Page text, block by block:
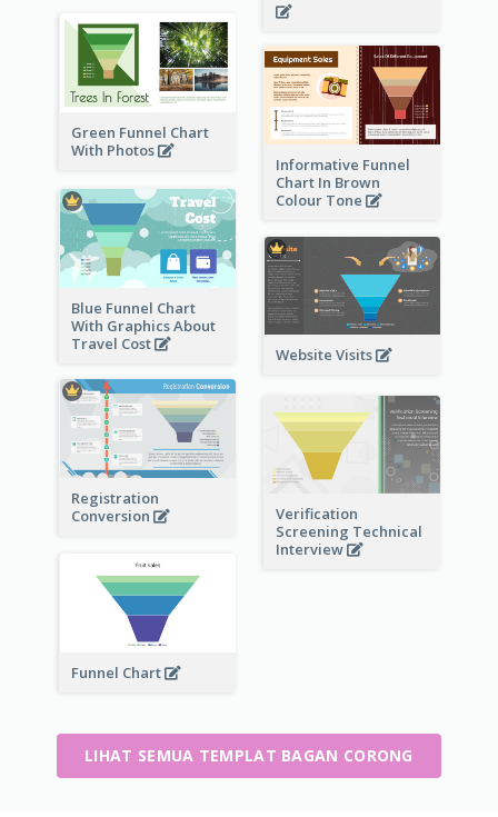
Green Funnel Chart
With Photos
Informative Funnel
Chart In Brown
Colour Tone
Blue Funnel Chart
With Graphics About
Travel Cost
Website Visits
Registration
Conversion
Verification
Screening Technical
Interview
Funnel Chart
LIHAT SEMUA TEMPLAT BAGAN CORONG